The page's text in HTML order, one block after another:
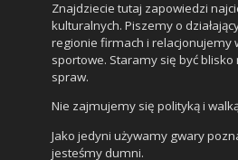
Znajdziecie tutaj zapowiedzi
kulturalnych. Piszemy o
regionie firmach i relacjonujemy
sportowe. Staramy się być blisko
spraw.
Nie zajmujemy się polityką i
Jako jedyni używamy gwary
jesteśmy dumni.